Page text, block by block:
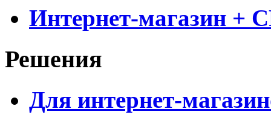
Интернет-магазин +
Решения
Для интернет-